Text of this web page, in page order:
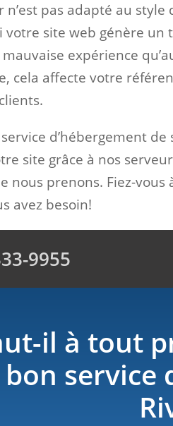
pas adapté au
votre site web génère
expérience
cela affecte votre
d’hébergement
site grâce à nos
nous prenons. Fiez-
avez besoin!
9955
il à tout
service